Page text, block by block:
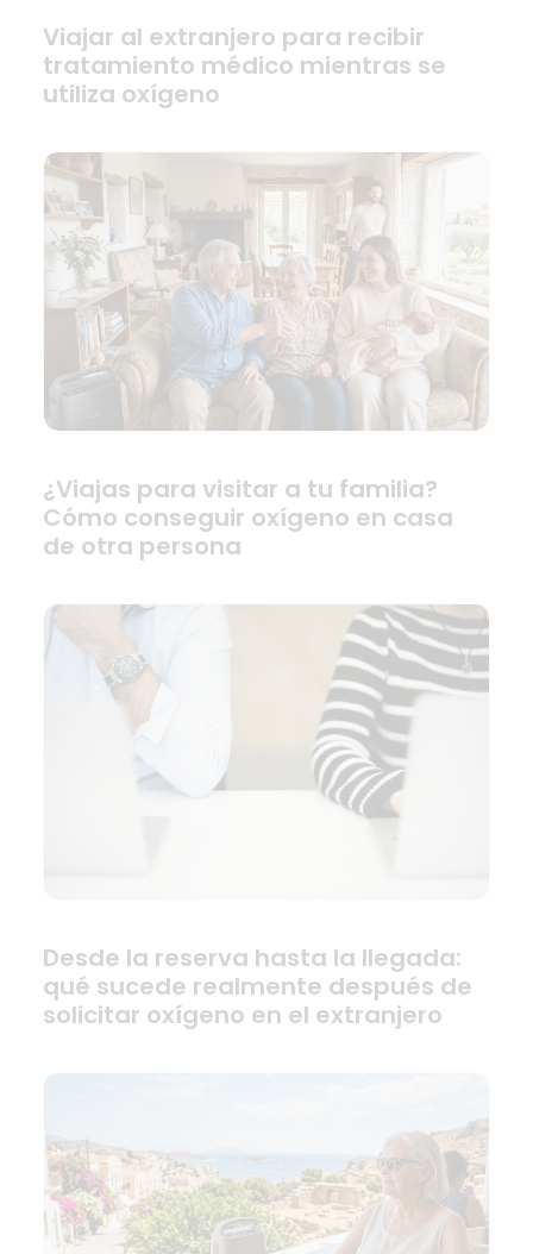
Viajar al extranjero para recibir
tratamiento médico mientras se
utiliza oxígeno
¿Viajas para visitar a tu familia?
Cómo conseguir oxígeno en casa
de otra persona
Desde la reserva hasta la llegada:
qué sucede realmente después de
solicitar oxígeno en el extranjero